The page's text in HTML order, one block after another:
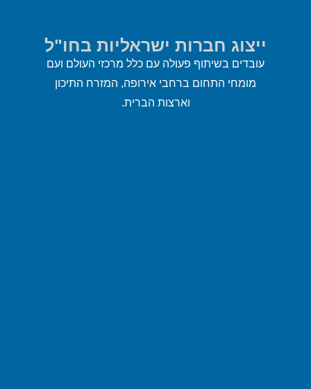
ייצוג חברות ישראליות בחו"ל
עובדים בשיתוף פעולה עם כלל מרכזי העולם ועם
מומחי התחום ברחבי אירופה, המזרח התיכון
וארצות הברית.